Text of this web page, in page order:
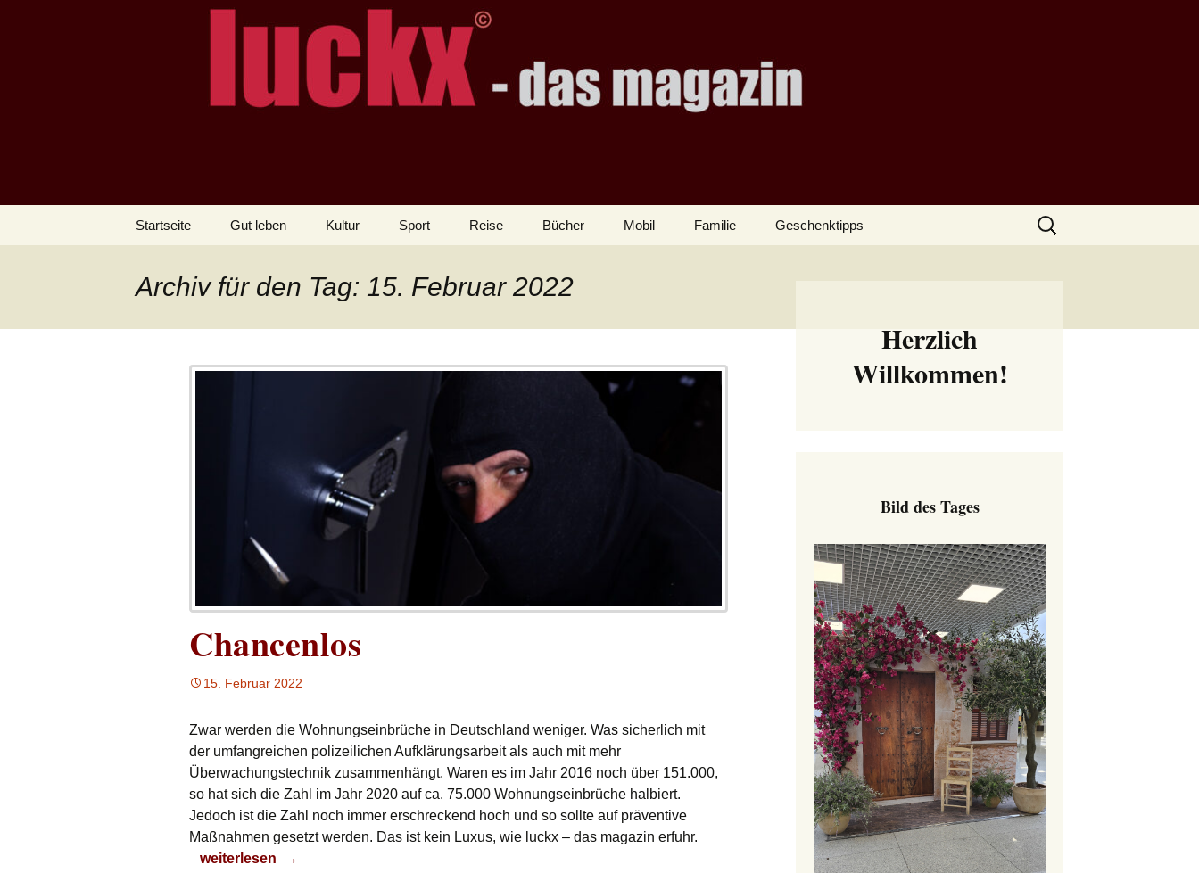
LUCKX
– das Magazin
Startseite Gut leben Kultur Sport Reise Bücher Mobil Familie Geschenktipps
Suchen
nach:
Archiv für den Tag: 15. Februar 2022
Chancenlos
15. Februar 2022
Zwar werden die Wohnungseinbrüche in Deutschland weniger. Was sicherlich mit
der umfangreichen polizeilichen Aufklärungsarbeit als auch mit mehr
Überwachungstechnik zusammenhängt. Waren es im Jahr 2016 noch über 151.000,
so hat sich die Zahl im Jahr 2020 auf ca. 75.000 Wohnungseinbrüche halbiert.
Jedoch ist die Zahl noch immer erschreckend hoch und so sollte auf präventive
Maßnahmen gesetzt werden. Das ist kein Luxus, wie luckx – das magazin erfuhr.
Chancenlos
weiterlesen →
Herzlich
Willkommen!
Bild des Tages